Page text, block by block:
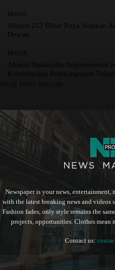
BERITA
Aliansi 212 Blitar Raya Siapkan
Dewan
BERITA
Ahmad Baharudin:Implementasi
Newspaper is your news,
with the latest breaking news and videos
Fashion fades, only style remains the
projects, opportunities. Clothes
Contact us: